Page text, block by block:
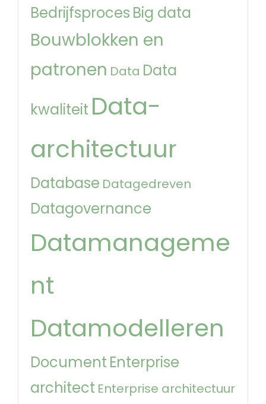
Bedrijfsproces Big data
Bouwblokken en
patronen Data Data
kwaliteit Data-
architectuur
Database Datagedreven
Datagovernance
Datamanageme
nt
Datamodelleren
Document Enterprise
architect Enterprise architectuur